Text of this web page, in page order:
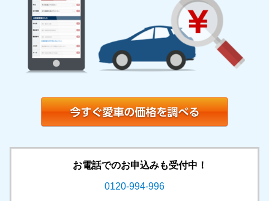
お電話でのお申込みも受付中！
0120-994-996